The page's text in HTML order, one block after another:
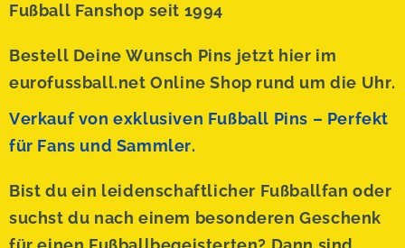
Fußball Fanshop seit 1994
Bestell Deine Wunsch Pins jetzt hier im
eurofussball.net Online Shop rund um die Uhr.
Verkauf von exklusiven Fußball Pins – Perfekt
für Fans und Sammler.
Bist du ein leidenschaftlicher Fußballfan oder
suchst du nach einem besonderen Geschenk